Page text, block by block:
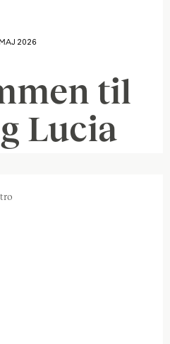
til
Lucia
2026